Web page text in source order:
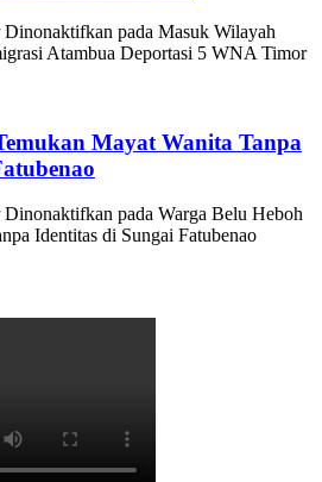
Dinonaktifkan pada Masuk Wilayah
Atambua Deportasi 5 WNA Timor
Mayat Wanita Tanpa
Dinonaktifkan pada Warga Belu Heboh
Identitas di Sungai Fatubenao